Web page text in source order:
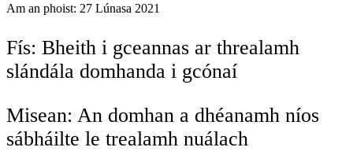
Am an phoist: 27 Lúnasa 2021
Fís: Bheith i gceannas ar threalamh
slándála domhanda i gcónaí
Misean: An domhan a dhéanamh níos
sábháilte le trealamh nuálach